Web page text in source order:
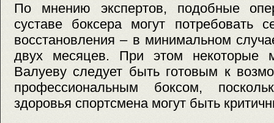
По мнению экспертов, подобные
суставе боксера могут потребовать
восстановления – в минимальном
двух месяцев. При этом некоторые
Валуеву следует быть готовым к
профессиональным боксом,
здоровья спортсмена могут быть